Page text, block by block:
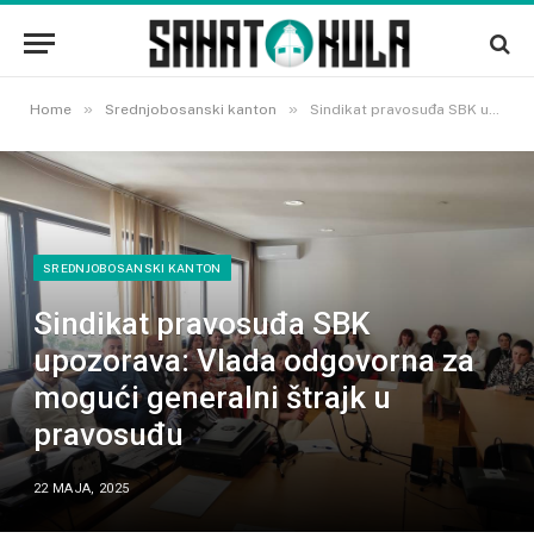
Home » Srednjobosanski kanton » Sindikat pravosuđa SBK upozorava: Vlada odgovorna za mogući generalni štrajk u pravosuđu
SREDNJOBOSANSKI KANTON
Sindikat pravosuđa SBK
upozorava: Vlada odgovorna za
mogući generalni štrajk u
pravosuđu
22 MAJA, 2025